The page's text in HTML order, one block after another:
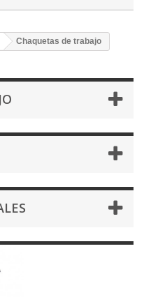
Chaquetas de trabajo